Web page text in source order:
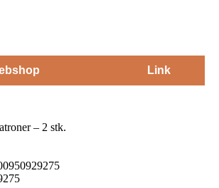
Link
– 2 stk.